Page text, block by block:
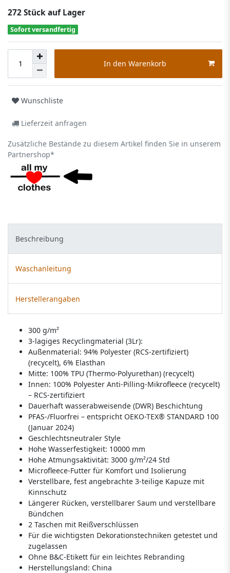
272 Stück auf Lager
Sofort versandfertig
In den Warenkorb
Wunschliste
Lieferzeit anfragen
Zusätzliche Bestände zu diesem Artikel finden Sie in unserem
Partnershop*
Beschreibung
Waschanleitung
Herstellerangaben
300 g/m²
3-lagiges Recyclingmaterial (3Lr):
Außenmaterial: 94% Polyester (RCS-zertifiziert)
(recycelt), 6% Elasthan
Mitte: 100% TPU (Thermo-Polyurethan) (recycelt)
Innen: 100% Polyester Anti-Pilling-Mikrofleece (recycelt)
– RCS-zertifiziert
Dauerhaft wasserabweisende (DWR) Beschichtung
PFAS-/Fluorfrei – entspricht OEKO-TEX® STANDARD 100
(Januar 2024)
Geschlechtsneutraler Style
Hohe Wasserfestigkeit: 10000 mm
Hohe Atmungsaktivität: 3000 g/m²/24 Std
Microfleece-Futter für Komfort und Isolierung
Verstellbare, fest angebrachte 3-teilige Kapuze mit
Kinnschutz
Längerer Rücken, verstellbarer Saum und verstellbare
Bündchen
2 Taschen mit Reißverschlüssen
Für die wichtigsten Dekorationstechniken getestet und
zugelassen
Ohne B&C-Etikett für ein leichtes Rebranding
Herstellungsland: China